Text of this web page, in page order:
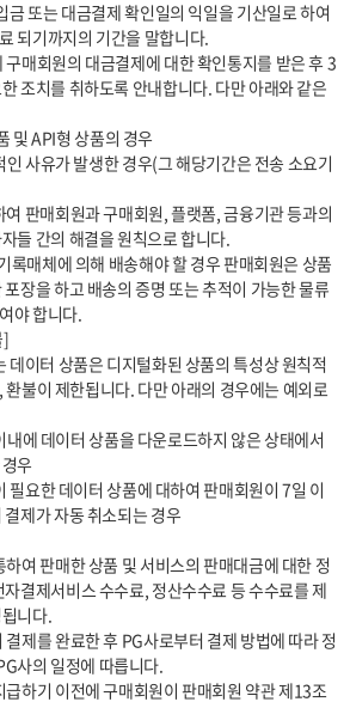
되기까지의 기간을 말합니다.
조치를 취하도록 안내합니다. 다만 아래와 같은
들 간의 해결을 원칙으로 합니다.
장을 하고 배송의 증명 또는 추적이 가능한 물류
야 합니다.
]
불이 제한됩니다. 다만 아래의 경우에는 예외로
우
제가 자동 취소되는 경우
결제서비스 수수료, 정산수수료 등 수수료를 제
니다.
사의 일정에 따릅니다.